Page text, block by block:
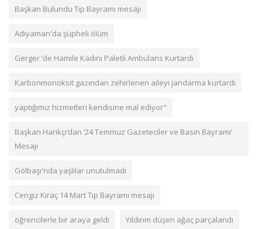
Başkan Bulundu Tıp Bayramı mesajı
Adıyaman'da şüpheli ölüm
Gerger ’de Hamile Kadını Paletli Ambulans Kurtardı
Karbonmonoksit gazından zehirlenen aileyi jandarma kurtardı
yaptığımız hizmetleri kendisine mal ediyor"
Başkan Harıkçı’dan ‘24 Temmuz Gazeteciler ve Basın Bayramı’
Mesajı
Gölbaşı'nda yaşlılar unutulmadı
Cengiz Kıraç 14 Mart Tıp Bayramı mesajı
öğrencilerle bir araya geldi Yıldırım düşen ağaç parçalandı